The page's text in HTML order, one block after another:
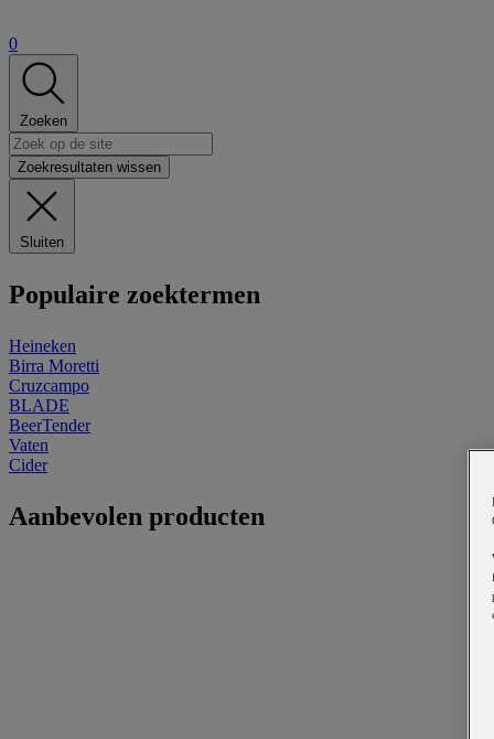
0
Zoeken
Zoekresultaten wissen
Sluiten
Populaire zoektermen
Heineken
Birra Moretti
Cruzcampo
BLADE
BeerTender
Vaten
Cider
Aanbevolen producten